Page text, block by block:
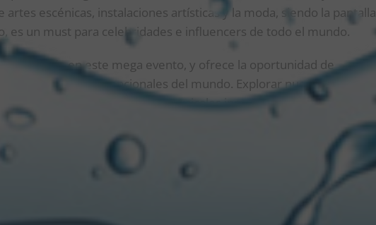
escénicas, instalaciones artísticas y la moda, siendo la pantalla
es un must para celebridades e influencers de todo el mundo.
vez más en este mega evento, y ofrece la oportunidad de
más excepcionales del mundo. Explorar nuevos destinos,
artistas y géneros musicales inmersos en un lineup
DE CALIFORNIA
con la ya icónica
, un espacio donde el
con más cercanía e intimidad, cuya curaduría atraviesa subgéneros